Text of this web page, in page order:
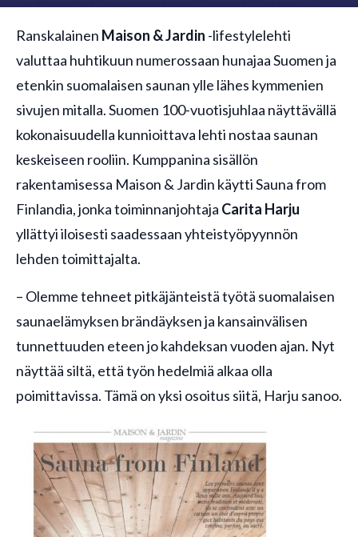
Ranskalainen Maison & Jardin -lifestylelehti
valuttaa huhtikuun numerossaan hunajaa Suomen ja
etenkin suomalaisen saunan ylle lähes kymmenien
sivujen mitalla. Suomen 100-vuotisjuhlaa näyttävällä
kokonaisuudella kunnioittava lehti nostaa saunan
keskeiseen rooliin. Kumppanina sisällön
rakentamisessa Maison & Jardin käytti Sauna from
Finlandia, jonka toiminnanjohtaja Carita Harju
yllättyi iloisesti saadessaan yhteistyöpyynnön
lehden toimittajalta.
– Olemme tehneet pitkäjänteistä työtä suomalaisen
saunaelämyksen brändäyksen ja kansainvälisen
tunnettuuden eteen jo kahdeksan vuoden ajan. Nyt
näyttää siltä, että työn hedelmiä alkaa olla
poimittavissa. Tämä on yksi osoitus siitä, Harju sanoo.